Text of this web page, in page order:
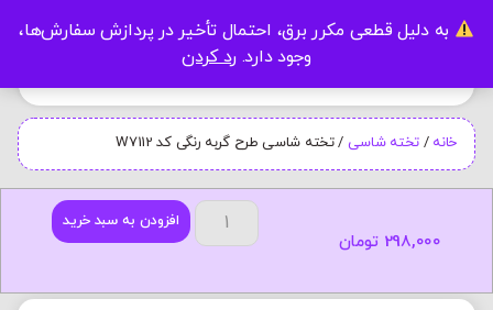
به دلیل قطعی مکرر برق، احتمال تأخیر در پردازش سفارش‌ها،
وجود دارد. رد کردن
خانه / تخته شاسی / تخته شاسی طرح گربه رنگی کد W7112
افزودن به سبد خرید
298,000 تومان